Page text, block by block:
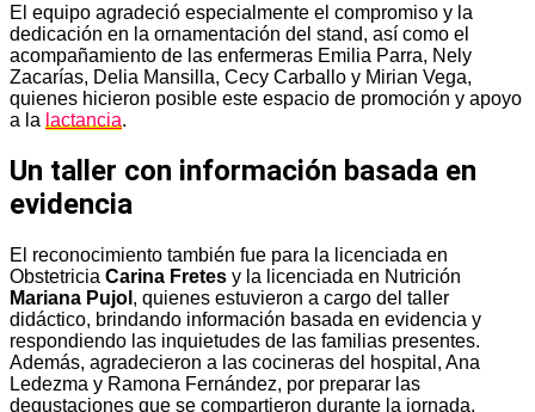
El equipo agradeció especialmente el compromiso y la
dedicación en la ornamentación del stand, así como el
acompañamiento de las enfermeras Emilia Parra, Nely
Zacarías, Delia Mansilla, Cecy Carballo y Mirian Vega,
quienes hicieron posible este espacio de promoción y apoyo
a la lactancia.
Un taller con información basada en
evidencia
El reconocimiento también fue para la licenciada en
Obstetricia Carina Fretes y la licenciada en Nutrición
Mariana Pujol , quienes estuvieron a cargo del taller
didáctico, brindando información basada en evidencia y
respondiendo las inquietudes de las familias presentes.
Además, agradecieron a las cocineras del hospital, Ana
Ledezma y Ramona Fernández, por preparar las
degustaciones que se compartieron durante la jornada.